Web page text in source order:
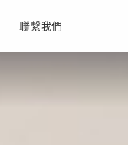
聯繫我們